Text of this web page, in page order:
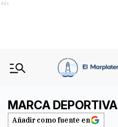
Ads
MARCA DEPORTIVA
Añadir como fuente en